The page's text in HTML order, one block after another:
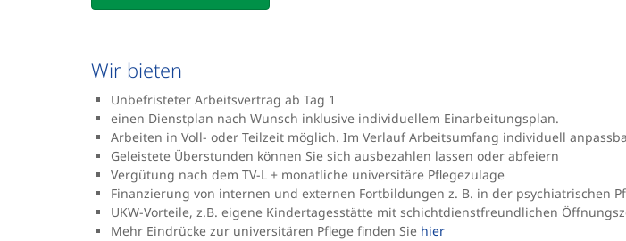
Wir bieten
Unbefristeter Arbeitsvertrag ab Tag 1
einen Dienstplan nach Wunsch inklusive individuellem Einarbeitungsplan.
Arbeiten in Voll- oder Teilzeit möglich. Im Verlauf Arbeitsumfang individuell
Geleistete Überstunden können Sie sich ausbezahlen lassen oder abfeiern
Vergütung nach dem TV-L + monatliche universitäre Pflegezulage
Finanzierung von internen und externen Fortbildungen z. B. in der psychiatrischen
UKW-Vorteile, z.B. eigene Kindertagesstätte mit schichtdienstfreundlichen
Mehr Eindrücke zur universitären Pflege finden Sie hier